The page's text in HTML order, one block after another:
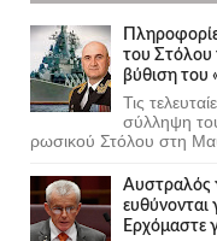
του Στόλου
βύθιση του
Τις
σύλληψη
ρωσικού Στόλου στη
Αυστραλός
ευθύνονται
Ερχόμαστε